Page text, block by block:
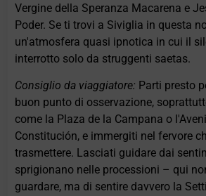
Vergine della Speranza Macarena e
Poder. Se ti trovi a Siviglia in questa
un'atmosfera quasi ipnotica in cui il
interrotto solo da struggenti saetas.
Consiglio da viaggiatore: Parti presto
buon punto di osservazione,
come la Plaza de la Campana o
Constitución, e immergiti nel fervore
trasmettere. Lasciati guidare dai
sprigionano nelle processioni – qui
guardare, ma di sentire davvero la